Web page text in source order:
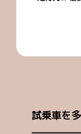
試乗車を